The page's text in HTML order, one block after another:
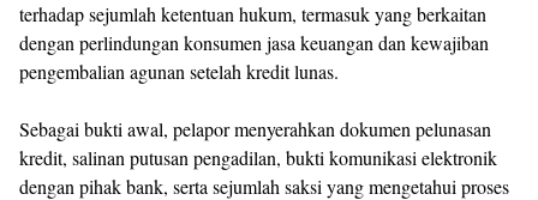
terhadap sejumlah ketentuan hukum, termasuk yang berkaitan
dengan perlindungan konsumen jasa keuangan dan kewajiban
pengembalian agunan setelah kredit lunas.
‎Sebagai bukti awal, pelapor menyerahkan dokumen pelunasan
kredit, salinan putusan pengadilan, bukti komunikasi elektronik
dengan pihak bank, serta sejumlah saksi yang mengetahui proses